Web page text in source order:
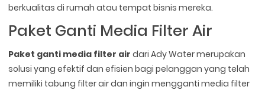
berkualitas di rumah atau tempat bisnis mereka.
Paket Ganti Media Filter Air
Paket ganti media filter air dari Ady Water merupakan
solusi yang efektif dan efisien bagi pelanggan yang telah
memiliki tabung filter air dan ingin mengganti media filter